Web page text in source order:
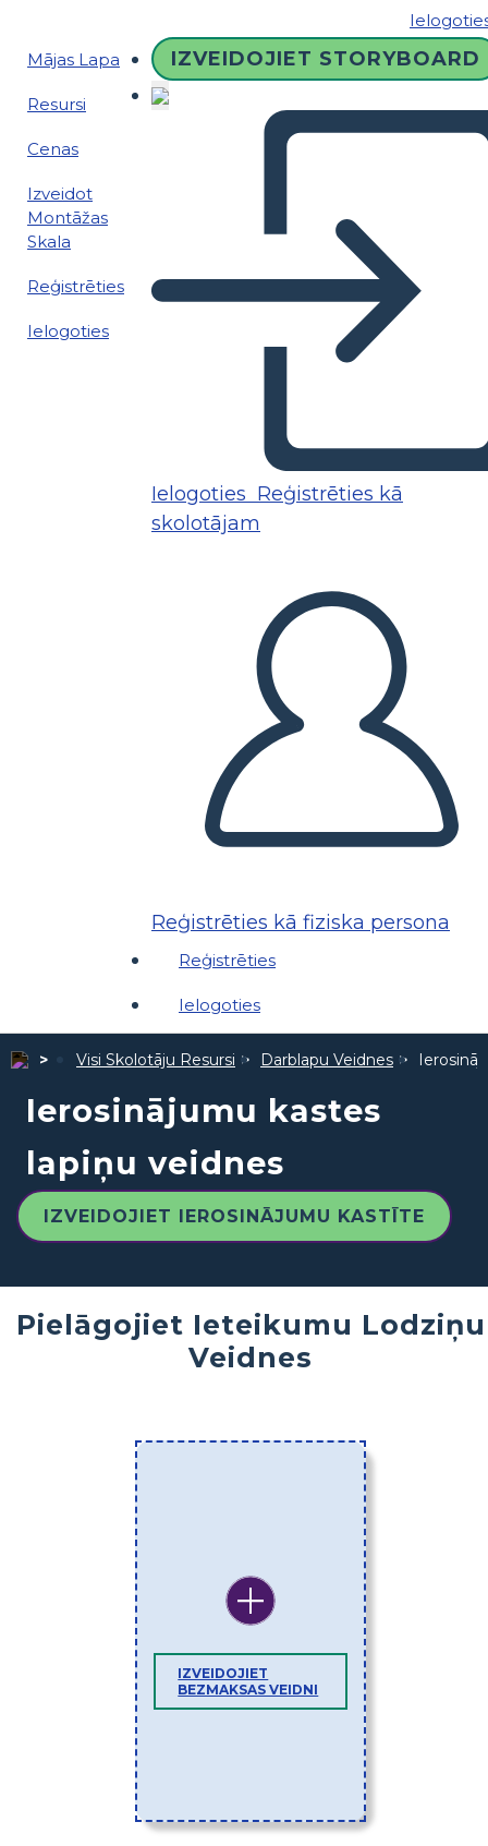
Mājas Lapa
Resursi
Cenas
Izveidot
Montāžas
Skala
Reģistrēties
Ielogoties
IZVEIDOJIET STORYBOARD
Ielogoties Reģistrēties kā
skolotājam
Reģistrēties kā fiziska persona
Reģistrēties
Ielogoties
Visi Skolotāju Resursi Darblapu Veidnes
Ierosinājumu kastes
lapiņu veidnes
IZVEIDOJIET IEROSINĀJUMU KASTĪTE
Pielāgojiet Ieteikumu Lodziņu
Veidnes
IZVEIDOJIET
BEZMAKSAS VEIDNI